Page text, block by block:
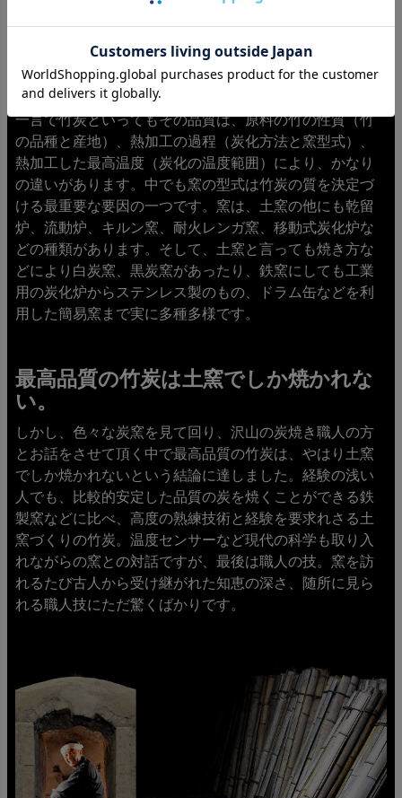
なぜ「土窯」なのか
一言で竹炭といってもその品質は、原料の竹の性質（竹
の品種と産地）、熱加工の過程（炭化方法と窯型式）、
熱加工した最高温度（炭化の温度範囲）により、かなり
の違いがあります。中でも窯の型式は竹炭の質を決定づ
ける最重要な要因の一つです。窯は、土窯の他にも乾留
炉、流動炉、キルン窯、耐火レンガ窯、移動式炭化炉な
どの種類があります。そして、土窯と言っても焼き方な
どにより白炭窯、黒炭窯があったり、鉄窯にしても工業
用の炭化炉からステンレス製のもの、ドラム缶などを利
用した簡易窯まで実に多種多様です。
最高品質の竹炭は土窯でしか焼かれな
い。
しかし、色々な炭窯を見て回り、沢山の炭焼き職人の方
とお話をさせて頂く中で最高品質の竹炭は、やはり土窯
でしか焼かれないという結論に達しました。経験の浅い
人でも、比較的安定した品質の炭を焼くことができる鉄
製窯などに比べ、高度の熟練技術と経験を要求れさる土
窯づくりの竹炭。温度センサーなど現代の科学も取り入
れながらの窯との対話ですが、最後は職人の技。窯を訪
れるたび古人から受け継がれた知恵の深さ、随所に見ら
れる職人技にただ驚くばかりです。